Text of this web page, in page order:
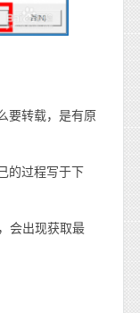
要转载，是有原
的过程写于下
会出现获取最